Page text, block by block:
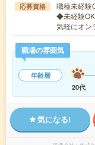
応募資格
職種未経験
◆未経験OK
気軽にオ
職場の雰囲気
年齢層
20代
気になる!